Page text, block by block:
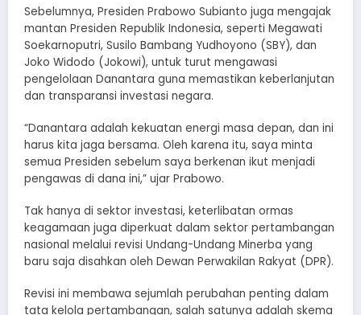
Sebelumnya, Presiden Prabowo Subianto juga mengajak
mantan Presiden Republik Indonesia, seperti Megawati
Soekarnoputri, Susilo Bambang Yudhoyono (SBY), dan
Joko Widodo (Jokowi), untuk turut mengawasi
pengelolaan Danantara guna memastikan keberlanjutan
dan transparansi investasi negara.
“Danantara adalah kekuatan energi masa depan, dan ini
harus kita jaga bersama. Oleh karena itu, saya minta
semua Presiden sebelum saya berkenan ikut menjadi
pengawas di dana ini,” ujar Prabowo.
Tak hanya di sektor investasi, keterlibatan ormas
keagamaan juga diperkuat dalam sektor pertambangan
nasional melalui revisi Undang-Undang Minerba yang
baru saja disahkan oleh Dewan Perwakilan Rakyat (DPR).
Revisi ini membawa sejumlah perubahan penting dalam
tata kelola pertambangan, salah satunya adalah skema